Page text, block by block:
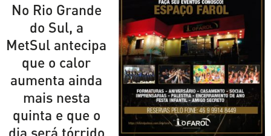
No Rio Grande
do Sul, a
MetSul antecipa
que o calor
aumenta ainda
mais nesta
quinta e que o
dia será tórrido